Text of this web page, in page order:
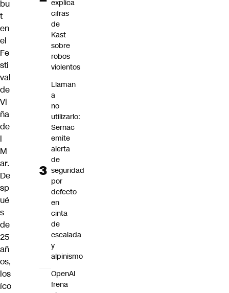
bu
t
en
el
Fe
sti
val
de
Vi
ña
de
l
M
ar.
De
sp
ué
s
de
25
añ
os,
los
íco
explica
cifras
de
Kast
sobre
robos
violentos
Llaman
a
no
utilizarlo:
Sernac
emite
alerta
de
seguridad
por
defecto
en
cinta
de
escalada
y
alpinismo
OpenAI
frena